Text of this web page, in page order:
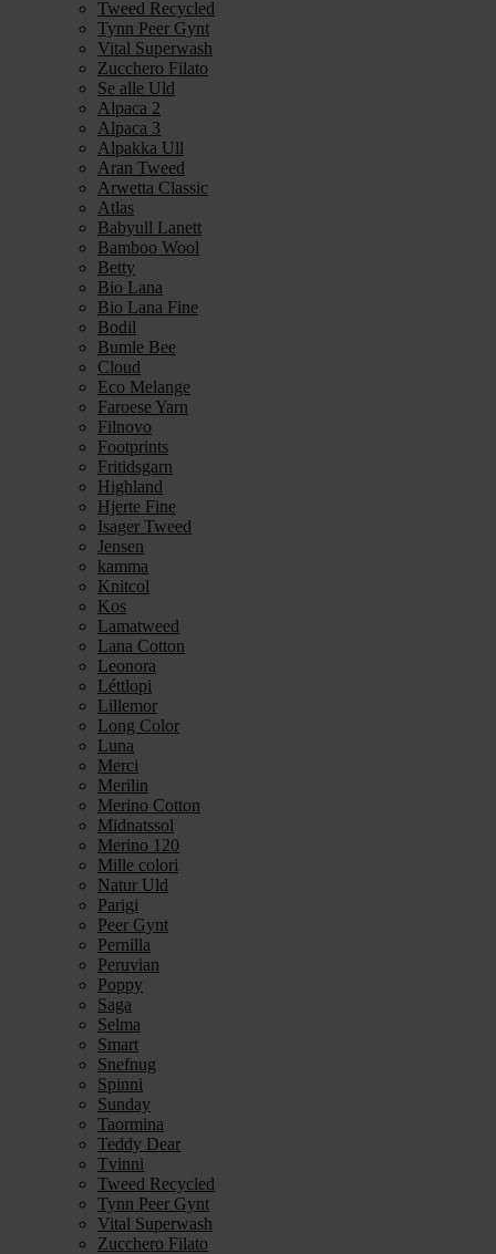
Tweed Recycled
Tynn Peer Gynt
Vital Superwash
Zucchero Filato
Se alle Uld
Alpaca 2
Alpaca 3
Alpakka Ull
Aran Tweed
Arwetta Classic
Atlas
Babyull Lanett
Bamboo Wool
Betty
Bio Lana
Bio Lana Fine
Bodil
Bumle Bee
Cloud
Eco Melange
Faroese Yarn
Filnovo
Footprints
Fritidsgarn
Highland
Hjerte Fine
Isager Tweed
Jensen
kamma
Knitcol
Kos
Lamatweed
Lana Cotton
Leonora
Léttlopi
Lillemor
Long Color
Luna
Merci
Merilin
Merino Cotton
Midnatssol
Merino 120
Mille colori
Natur Uld
Parigi
Peer Gynt
Pernilla
Peruvian
Poppy
Saga
Selma
Smart
Snefnug
Spinni
Sunday
Taormina
Teddy Dear
Tvinni
Tweed Recycled
Tynn Peer Gynt
Vital Superwash
Zucchero Filato